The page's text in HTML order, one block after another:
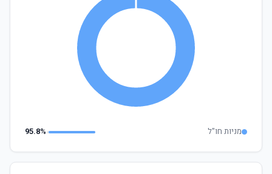
מניות חו"ל 95.8%